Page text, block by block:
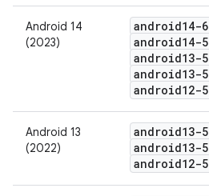
Android 14
(2023)
android14-6
android14-5
android13-5
android13-5
android12-5
Android 13
(2022)
android13-5
android13-5
android12-5